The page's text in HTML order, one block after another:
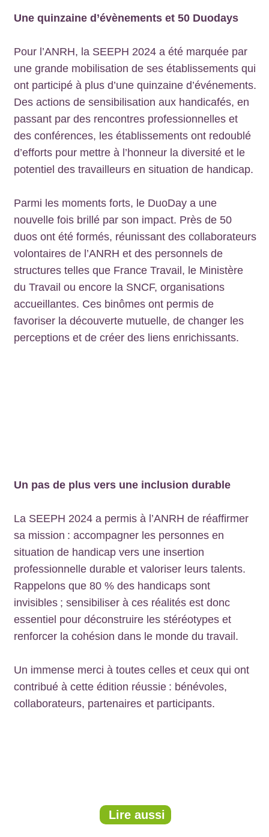
Une quinzaine d’évènements et 50 Duodays
Pour l’ANRH, la SEEPH 2024 a été marquée par
une grande mobilisation de ses établissements qui
ont participé à plus d’une quinzaine d’événements.
Des actions de sensibilisation aux handicafés, en
passant par des rencontres professionnelles et
des conférences, les établissements ont redoublé
d’efforts pour mettre à l’honneur la diversité et le
potentiel des travailleurs en situation de handicap.
Parmi les moments forts, le DuoDay a une
nouvelle fois brillé par son impact. Près de 50
duos ont été formés, réunissant des collaborateurs
volontaires de l’ANRH et des personnels de
structures telles que France Travail, le Ministère
du Travail ou encore la SNCF, organisations
accueillantes. Ces binômes ont permis de
favoriser la découverte mutuelle, de changer les
perceptions et de créer des liens enrichissants.
Un pas de plus vers une inclusion durable
La SEEPH 2024 a permis à l’ANRH de réaffirmer
sa mission : accompagner les personnes en
situation de handicap vers une insertion
professionnelle durable et valoriser leurs talents.
Rappelons que 80 % des handicaps sont
invisibles ; sensibiliser à ces réalités est donc
essentiel pour déconstruire les stéréotypes et
renforcer la cohésion dans le monde du travail.
Un immense merci à toutes celles et ceux qui ont
contribué à cette édition réussie : bénévoles,
collaborateurs, partenaires et participants.
Lire aussi